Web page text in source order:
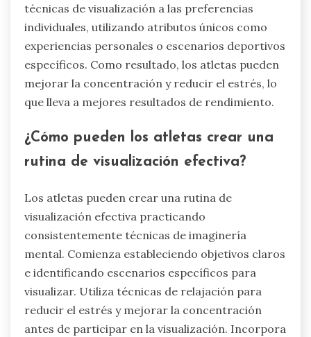
técnicas de visualización a las preferencias
individuales, utilizando atributos únicos como
experiencias personales o escenarios deportivos
específicos. Como resultado, los atletas pueden
mejorar la concentración y reducir el estrés, lo
que lleva a mejores resultados de rendimiento.
¿Cómo pueden los atletas crear una
rutina de visualización efectiva?
Los atletas pueden crear una rutina de
visualización efectiva practicando
consistentemente técnicas de imaginería
mental. Comienza estableciendo objetivos claros
e identificando escenarios específicos para
visualizar. Utiliza técnicas de relajación para
reducir el estrés y mejorar la concentración
antes de participar en la visualización. Incorpora